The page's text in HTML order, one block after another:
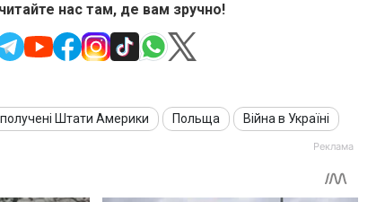
нас там, де вам зручно!
Штати Америки Польща Війна в Україні